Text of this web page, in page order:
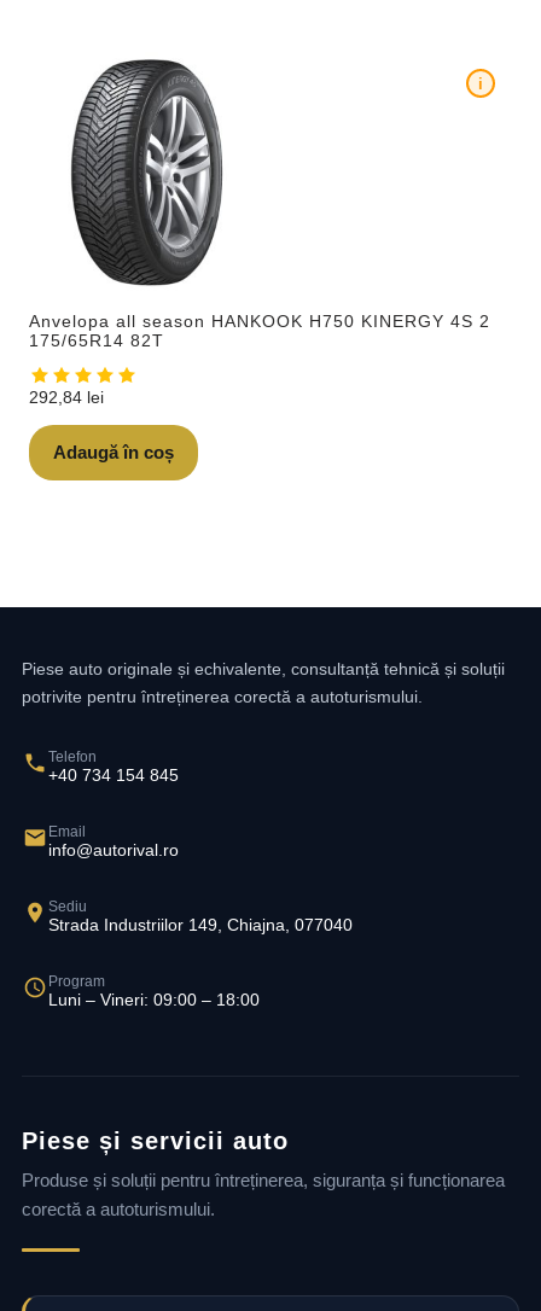
Anvelopa all season HANKOOK H750 KINERGY 4S 2
175/65R14 82T
i
292,84 lei
Adaugă în coș
Piese auto originale și echivalente, consultanță tehnică și soluții
potrivite pentru întreținerea corectă a autoturismului.
Telefon
+40 734 154 845
Email
info@autorival.ro
Sediu
Strada Industriilor 149, Chiajna, 077040
Program
Luni – Vineri: 09:00 – 18:00
Piese și servicii auto
Produse și soluții pentru întreținerea, siguranța și funcționarea
corectă a autoturismului.